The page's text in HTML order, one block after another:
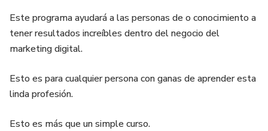
Este programa ayudará a las personas de o conocimiento a
tener resultados increíbles dentro del negocio del
marketing digital.
Esto es para cualquier persona con ganas de aprender esta
linda profesión.
Esto es más que un simple curso.